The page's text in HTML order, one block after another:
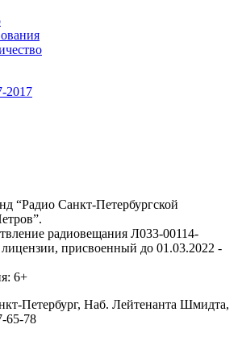
2017
“Радио Санкт-Петербургской
радиовещания Л033-00114-
присвоенный до 01.03.2022 -
6+
Петербург, Наб. Лейтенанта Шмидта,
65-78